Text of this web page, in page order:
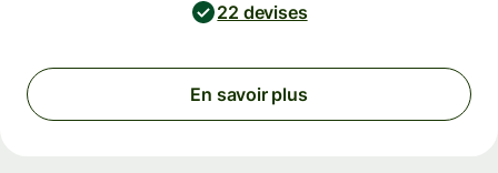
22 devises
En savoir plus